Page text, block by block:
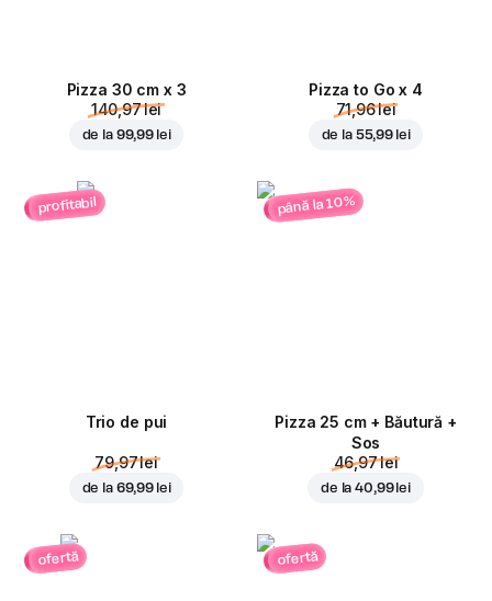
Pizza 30 cm x 3
140,97 lei
de la 99,99 lei
Pizza to Go x 4
71,96 lei
de la 55,99 lei
profitabil
Trio de pui
79,97 lei
de la 69,99 lei
până la 10%
Pizza 25 cm + Băutură +
Sos
46,97 lei
de la40,99 lei
ofertă ofertă